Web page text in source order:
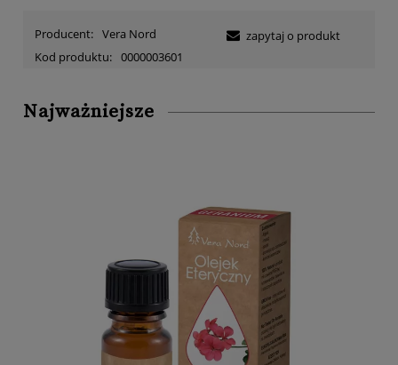
Producent: Vera Nord
Kod produktu: 0000003601
zapytaj o produkt
Najważniejsze